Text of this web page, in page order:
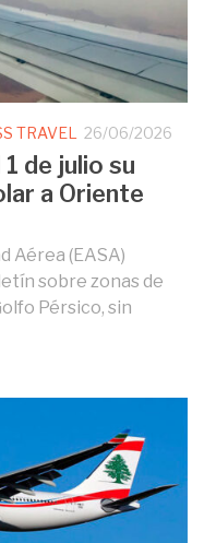
TRAVEL 26/06/2026
de julio su
a Oriente
Aérea (EASA)
sobre zonas de
Pérsico, sin